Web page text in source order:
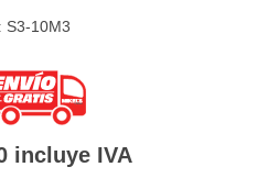
S3-10M3
incluye IVA